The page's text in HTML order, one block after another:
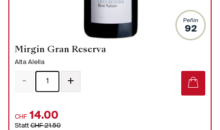
Peñin
92
Mirgin Gran Reserva
Alta Alella
CHF 14.00
StattCHF 21.50
- +